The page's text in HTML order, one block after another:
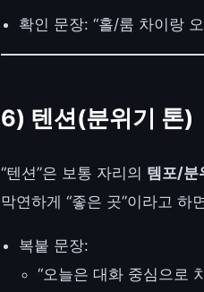
확인 문장: “홀/룸 차이랑
6) 텐션(분위기 톤)
“텐션”은 보통 자리의 템포/분
막연하게 “좋은 곳”이라고
복붙 문장:
“오늘은 대화 중심으로